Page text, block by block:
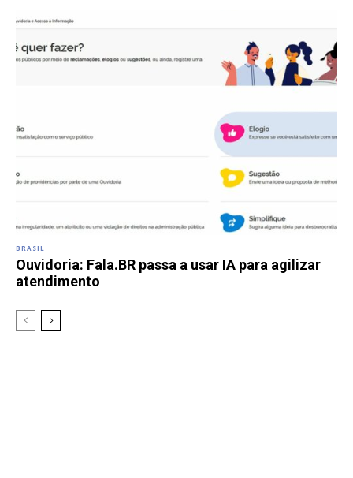
BRASIL
Ouvidoria: Fala.BR passa a usar IA para agilizar
atendimento